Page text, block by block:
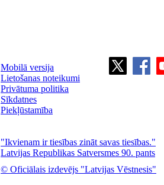
Mobilā versija
Lietošanas noteikumi
Privātuma politika
Sīkdatnes
Piekļūstamība
"Ikvienam ir tiesības zināt savas tiesības."
Latvijas Republikas Satversmes 90. pants
© Oficiālais izdevējs "Latvijas Vēstnesis"